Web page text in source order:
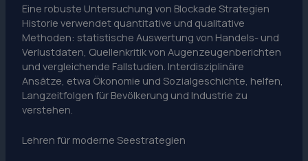
Eine robuste Untersuchung von Blockade Strategien
Historie verwendet quantitative und qualitative
Methoden: statistische Auswertung von Handels- und
Verlustdaten, Quellenkritik von Augenzeugenberichten
und vergleichende Fallstudien. Interdisziplinäre
Ansätze, etwa Ökonomie und Sozialgeschichte, helfen,
Langzeitfolgen für Bevölkerung und Industrie zu
verstehen.
Lehren für moderne Seestrategien